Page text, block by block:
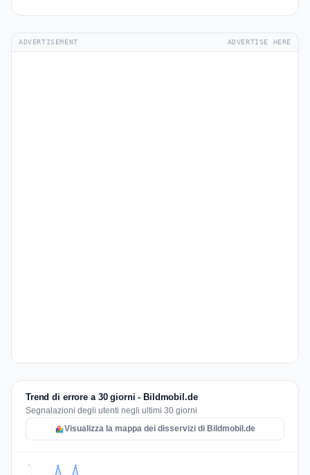
ADVERTISEMENT ADVERTISE HERE
Trend di errore a 30 giorni - Bildmobil.de
Segnalazioni degli utenti negli ultimi 30 giorni
Visualizza la mappa dei disservizi di Bildmobil.de
7